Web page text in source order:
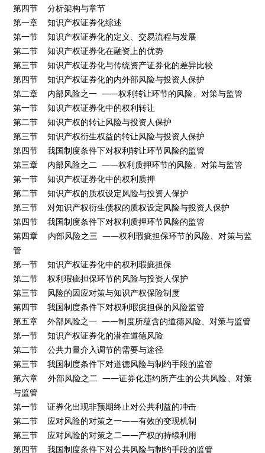
第四节 分析架构与章节
第一章 知识产权证券化综述
第一节 知识产权证券化的定义、交易流程与发展
第二节 知识产权证券化在融资上的优势
第三节 知识产权证券化与传统资产证券化的差异比较
第四节 知识产权证券化的内外部风险与投资人保护
第二章 内部风险之一 ——权利转让环节的风险、对策与监管
第一节 知识产权证券化中的权利转让
第二节 知识产权的转让风险与投资人保护
第三节 知识产权衍生权益的转让风险与投资人保护
第四节 我国制度条件下对权利转让环节风险的监管
第三章 内部风险之二 ——权利质押环节的风险、对策与监管
第一节 知识产权证券化中的权利质押
第二节 知识产权的质权设定风险与投资人保护
第三节 对知识产权衍生债权的质权设定风险与投资人保护
第四节 我国制度条件下对权利质押环节风险的监管
第四章 内部风险之三 ——权利瑕疵担保环节的风险、对策与监
管
第一节 知识产权证券化中的权利瑕疵担保
第二节 权利瑕疵担保环节的风险与投资人保护
第三节 风险的因应对策与知识产权保险制度
第四节 我国制度条件下对权利瑕疵担保的风险监管
第五章 外部风险之一 ——制度所蕴含的道德风险、对策与监管
第一节 知识产权证券化的潜在道德风险
第二节 公共力量介入调节的需要与途径
第三节 我国制度条件下对道德风险与制约手段的监管
第六章 外部风险之二 ——证券化违约所产生的公共风险、对策
与监管
第一节 证券化出现非预期终止对公共利益的冲击
第二节 应对风险的对策之一——有效的变现机制
第三节 应对风险的对策之二——产权的持续利用
第四节 我国制度条件下对公共风险与制约手段的监管